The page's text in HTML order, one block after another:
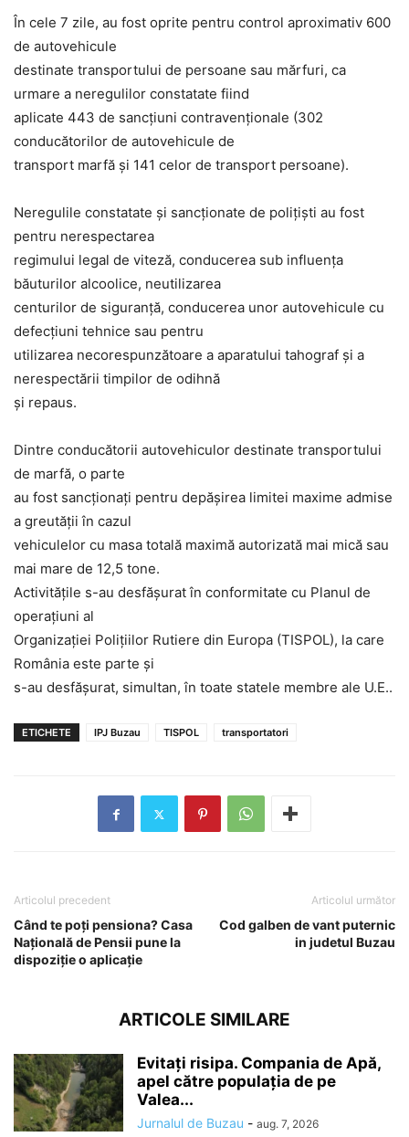
În cele 7 zile, au fost oprite pentru control aproximativ 600
de autovehicule
destinate transportului de persoane sau mărfuri, ca
urmare a neregulilor constatate fiind
aplicate 443 de sancțiuni contravenționale (302
conducătorilor de autovehicule de
transport marfă şi 141 celor de transport persoane).
Neregulile constatate şi sancţionate de poliţişti au fost
pentru nerespectarea
regimului legal de viteză, conducerea sub influența
băuturilor alcoolice, neutilizarea
centurilor de siguranță, conducerea unor autovehicule cu
defecţiuni tehnice sau pentru
utilizarea necorespunzătoare a aparatului tahograf şi a
nerespectării timpilor de odihnă
și repaus.
Dintre conducătorii autovehiculor destinate transportului
de marfă, o parte
au fost sancționați pentru depășirea limitei maxime admise
a greutății în cazul
vehiculelor cu masa totală maximă autorizată mai mică sau
mai mare de 12,5 tone.
Activităţile s-au desfăşurat în conformitate cu Planul de
operațiuni al
Organizației Polițiilor Rutiere din Europa (TISPOL), la care
România este parte şi
s-au desfăşurat, simultan, în toate statele membre ale U.E..
ETICHETE IPJ Buzau TISPOL transportatori
Articolul precedent
Când te poți pensiona? Casa
Naţională de Pensii pune la
dispoziţie o aplicaţie
Articolul următor
Cod galben de vant puternic
in judetul Buzau
ARTICOLE SIMILARE
Evitați risipa. Compania de Apă,
apel către populația de pe
Valea...
Jurnalul de Buzau - aug. 7, 2026